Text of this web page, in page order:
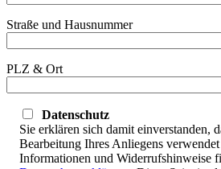
Straße und Hausnummer
PLZ & Ort
Datenschutz
Sie erklären sich damit einverstanden,
Bearbeitung Ihres Anliegens
Informationen und Widerrufshinweise